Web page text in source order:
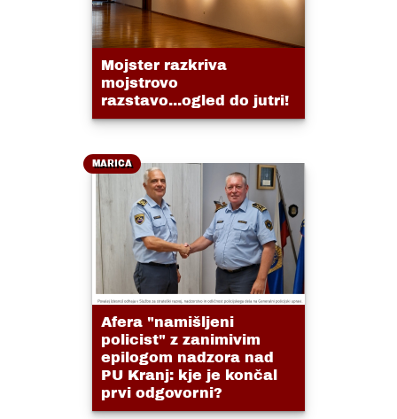
Mojster razkriva
mojstrovo
razstavo...ogled do jutri!
MARICA
Afera "namišljeni
policist" z zanimivim
epilogom nadzora nad
PU Kranj: kje je končal
prvi odgovorni?